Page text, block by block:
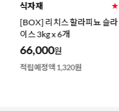
식자재 ★
[BOX] 리치스 할라피뇨 슬라
이스 3kg x 6개
66,000원
적립예정액 1,320원